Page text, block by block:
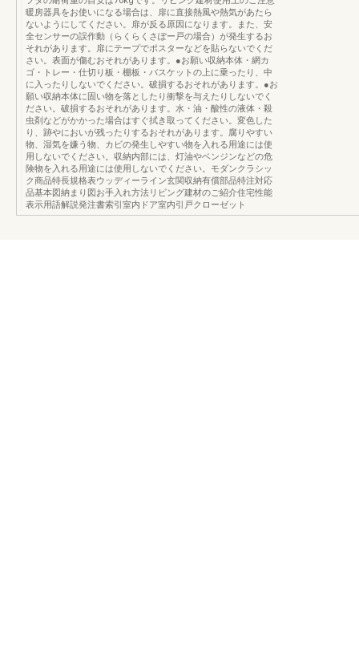
暖房器具をお使いになる場合は、扉に直接熱風や熱気があたら
ないようにしてください。扉が反る原因になります。また、安
全センサーの誤作動（らくらくさぽー戸の場合）が発生するお
それがあります。扉にテープでポスターなどを貼らないでくだ
さい。表面が傷むおそれがあります。●お願い収納本体・網カ
ゴ・トレー・仕切り板・棚板・バスケットの上に乗ったり、中
に入ったりしないでください。破損するおそれがあります。●お
願い収納本体に固い物を落としたり衝撃を与えたりしないでく
ださい。破損するおそれがあります。水・油・酸性の液体・殺
虫剤などがかかった場合はすぐ拭き取ってください。変色した
り、跡やにおいが残ったりするおそれがあります。腐りやすい
物、湿気を嫌う物、カビの発生しやすい物を入れる用途には使
用しないでください。収納内部には、灯油やベンジンなどの危
険物を入れる用途には使用しないでください。モダンクラシッ
ク商品特長規格表ウッディーライン玄関収納有償部品特注対応
品基本図納まり図お手入れ方法リビング建材のご紹介住宅性能
表示用語解説発注書索引室内ドア室内引戸クローゼット